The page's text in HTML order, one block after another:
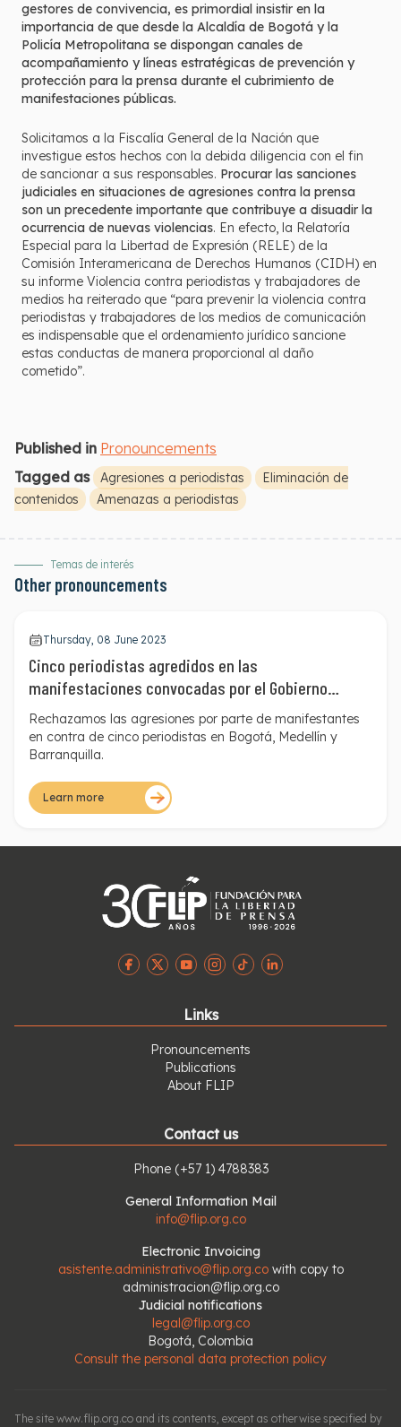
gestores de convivencia, es primordial insistir en la
importancia de que desde la Alcaldía de Bogotá y la
Policía Metropolitana se dispongan canales de
acompañamiento y líneas estratégicas de prevención y
protección para la prensa durante el cubrimiento de
manifestaciones públicas.
Solicitamos a la Fiscalía General de la Nación que
investigue estos hechos con la debida diligencia con el fin
de sancionar a sus responsables. Procurar las sanciones
judiciales en situaciones de agresiones contra la prensa
son un precedente importante que contribuye a disuadir la
ocurrencia de nuevas violencias. En efecto, la Relatoría
Especial para la Libertad de Expresión (RELE) de la
Comisión Interamericana de Derechos Humanos (CIDH) en
su informe Violencia contra periodistas y trabajadores de
medios ha reiterado que “para prevenir la violencia contra
periodistas y trabajadores de los medios de comunicación
es indispensable que el ordenamiento jurídico sancione
estas conductas de manera proporcional al daño
cometido”.
Published in Pronouncements
Tagged as
Agresiones a periodistas
Eliminación de
contenidos
Amenazas a periodistas
Temas de interés
Other pronouncements
Thursday, 08 June 2023
Cinco periodistas agredidos en las
manifestaciones convocadas por el Gobierno
nacional
Rechazamos las agresiones por parte de manifestantes
en contra de cinco periodistas en Bogotá, Medellín y
Barranquilla.
Learn more
Links
Pronouncements
Publications
About FLIP
Contact us
Phone (+57 1) 4788383
General Information Mail
info@flip.org.co
Electronic Invoicing
asistente.administrativo@flip.org.co with copy to
administracion@flip.org.co
Judicial notifications
legal@flip.org.co
Bogotá, Colombia
Consult the personal data protection policy
The site www.flip.org.co and its contents, except as otherwise specified by